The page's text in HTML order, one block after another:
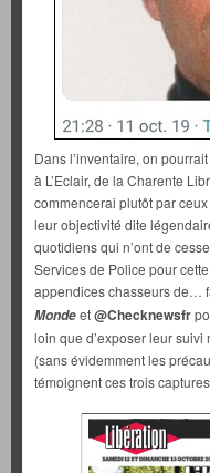
Dans l’inventaire, on
à L’Eclair, de la Charente
commencerai plutôt par
leur objectivité dite
quotidiens qui n’ont de
Services de Police pour
appendices chasseurs de…
Mondeet@Checknewsfr
loin que d’exposer leur
(sans évidemment les
témoignent ces trois